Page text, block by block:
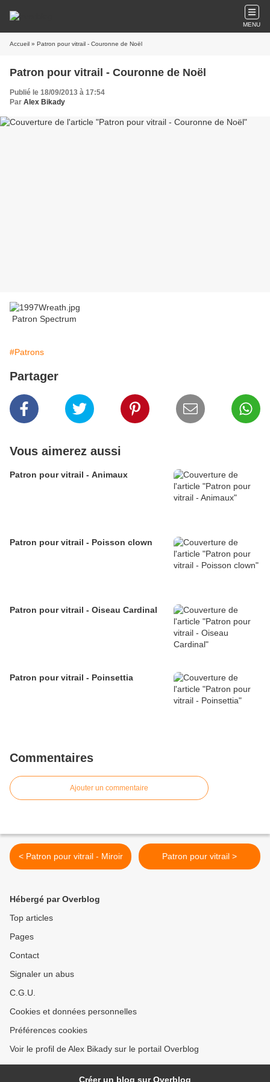
MENU
Accueil » Patron pour vitrail - Couronne de Noël
Patron pour vitrail - Couronne de Noël
Publié le 18/09/2013 à 17:54
Par Alex Bikady
Patron Spectrum
#Patrons
Partager
Vous aimerez aussi
Patron pour vitrail - Animaux
Patron pour vitrail - Poisson clown
Patron pour vitrail - Oiseau Cardinal
Patron pour vitrail - Poinsettia
Commentaires
Ajouter un commentaire
< Patron pour vitrail - Miroir Patron pour vitrail >
Hébergé par Overblog
Top articles
Pages
Contact
Signaler un abus
C.G.U.
Cookies et données personnelles
Préférences cookies
Voir le profil de Alex Bikady sur le portail Overblog
Créer un blog sur Overblog